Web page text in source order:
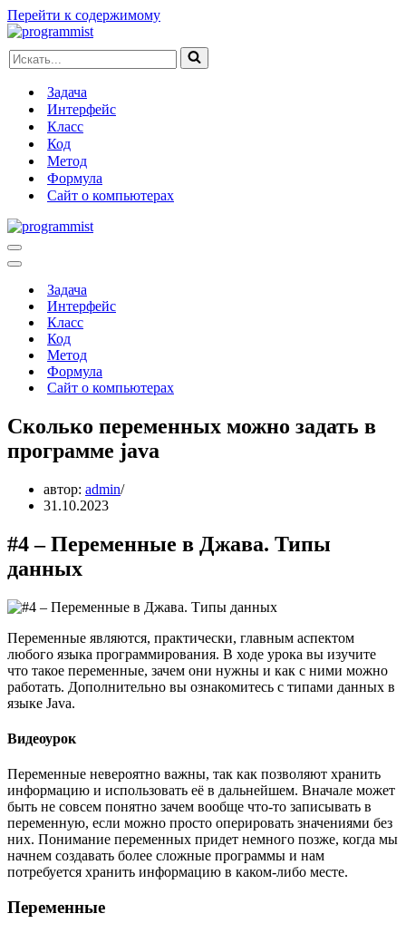
Перейти к содержимому
Искать...
Задача
Интерфейс
Класс
Код
Метод
Формула
Сайт о компьютерах
Меню
навигации
Меню
навигацииЗадача
Интерфейс
Класс
Код
Метод
Формула
Сайт о компьютерах
Сколько переменных можно задать в
программе java
автор: admin
31.10.2023
#4 – Переменные в Джава. Типы
данных
Переменные являются, практически, главным аспектом
любого языка программирования. В ходе урока вы изучите
что такое переменные, зачем они нужны и как с ними можно
работать. Дополнительно вы ознакомитесь с типами данных в
языке Java.
Видеоурок
Переменные невероятно важны, так как позволяют хранить
информацию и использовать её в дальнейшем. Вначале может
быть не совсем понятно зачем вообще что-то записывать в
переменную, если можно просто оперировать значениями без
них. Понимание переменных придет немного позже, когда мы
начнем создавать более сложные программы и нам
потребуется хранить информацию в каком-либо месте.
Переменные